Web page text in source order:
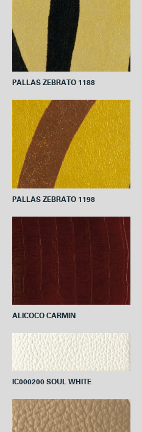
PALLAS ZEBRATO 1188
PALLAS ZEBRATO 1198
ALICOCO CARMIN
IC000200 SOUL WHITE